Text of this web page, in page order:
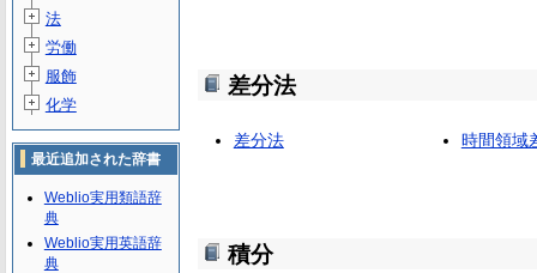
差分法
差分法 時間領域
積分
法
労働
服飾
化学
最近追加された辞書
Weblio実用類語辞
典
Weblio実用英語辞
典